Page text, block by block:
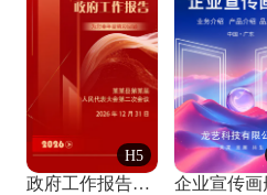
H5
政府工作报告政府年终工作总结